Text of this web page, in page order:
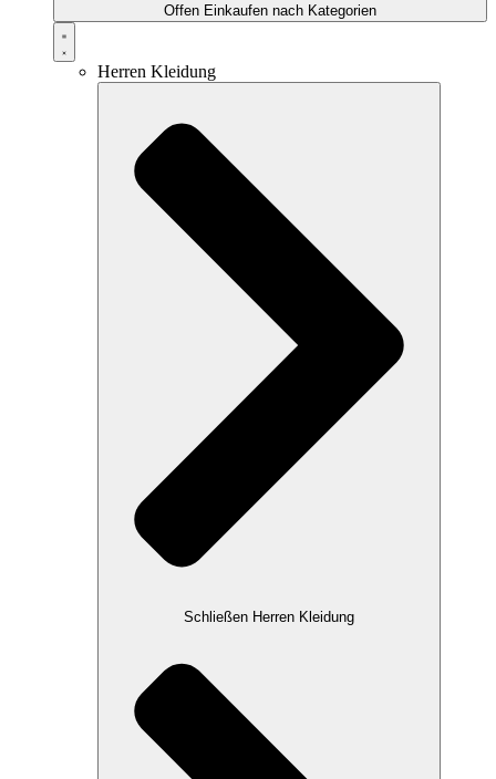
Offen Einkaufen nach Kategorien
Herren Kleidung
Schließen Herren Kleidung